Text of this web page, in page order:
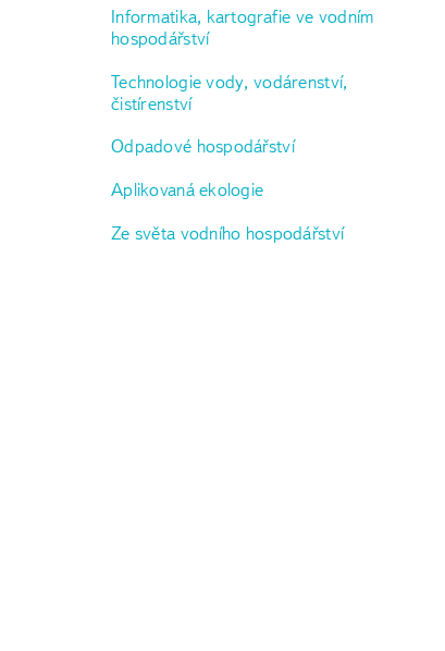
Informatika, kartografie ve vodním
hospodářství
Technologie vody, vodárenství,
čistírenství
Odpadové hospodářství
Aplikovaná ekologie
Ze světa vodního hospodářství